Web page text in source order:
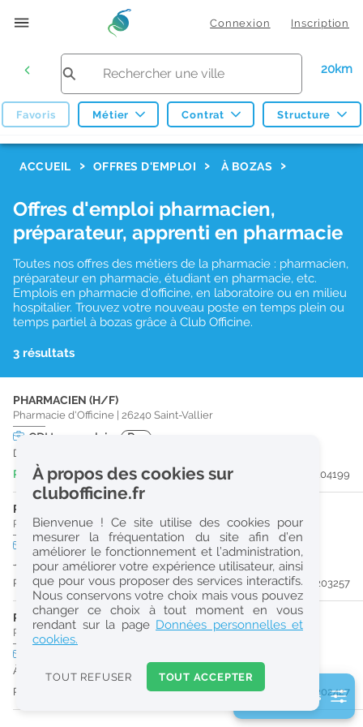
Connexion Inscription
20km
Favoris Métier Contrat Structure
Réinitialiser
2
0
k
Consulter les offres de la France d'outre-mer
ACCUEIL OFFRES D'EMPLOI À BOZAS
Offres d'emploi pharmacien,
préparateur, apprenti en pharmacie
Toutes nos offres des métiers de la pharmacie : pharmacien,
préparateur en pharmacie, étudiant en pharmacie, etc.
Emplois en pharmacie d'officine, en laboratoire ou en milieu
hospitalier. Trouvez votre nouveau poste en temps plein ou
temps partiel à bozas grâce à Club Officine.
3 résultats
PHARMACIEN (H/F)
Pharmacie d'Officine 26240 Saint-Vallier
CDI temps plein Pro
Dès que possible
Publiée il y a 3 jour(s)
#204199
PRÉPARATEUR EN PHARMACIE (H/F)
Pharmacie d'Officine|07300 Tournon-Sur-Rhône
CDD temps plein
Jusqu'au 30/08/26
Publiée il y a 16 jour(s)
#203257
PHARMACIEN (H/F)
Pharmacie d'Officine 07100 Annonay
À partir du 31/08/26
Publiée il y a 29 jour(s)
#202427
2 filtre(s) actifs
À propos des cookies sur
clubofficine.fr
Bienvenue ! Ce site utilise des cookies pour
mesurer la fréquentation du site afin d’en
améliorer le fonctionnement et l’administration,
pour améliorer votre expérience utilisateur, ainsi
que pour vous proposer des services interactifs.
Nous conservons votre choix mais vous pouvez
changer ce choix à tout moment en vous
rendant sur la page Données personnelles et
cookies.
TOUT REFUSER TOUT ACCEPTER